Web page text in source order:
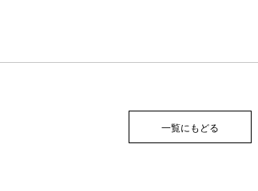
一覧にもどる